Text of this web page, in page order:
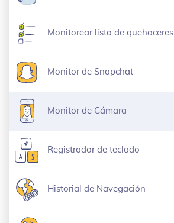
Monitorear lista de quehaceres
Monitor de Snapchat
Monitor de Cámara
Registrador de teclado
Historial de Navegación